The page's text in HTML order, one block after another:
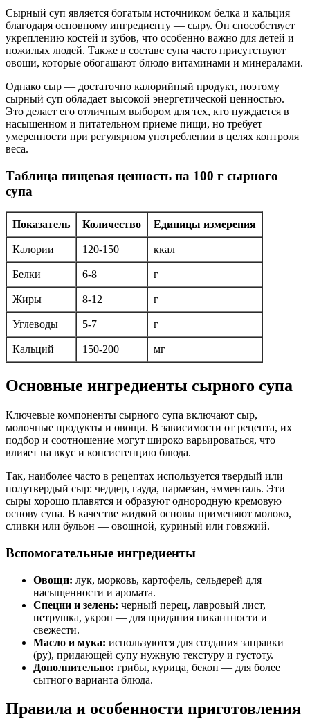
Сырный суп является богатым источником белка и кальция
благодаря основному ингредиенту — сыру. Он способствует
укреплению костей и зубов, что особенно важно для детей и
пожилых людей. Также в составе супа часто присутствуют
овощи, которые обогащают блюдо витаминами и минералами.
Однако сыр — достаточно калорийный продукт, поэтому
сырный суп обладает высокой энергетической ценностью.
Это делает его отличным выбором для тех, кто нуждается в
насыщенном и питательном приеме пищи, но требует
умеренности при регулярном употреблении в целях контроля
веса.
Таблица пищевая ценность на 100 г сырного
супа
Показатель Количество Единицы измерения
Калории 120-150 ккал
Белки 6-8 г
Жиры 8-12 г
Углеводы 5-7 г
Кальций 150-200 мг
Основные ингредиенты сырного супа
Ключевые компоненты сырного супа включают сыр,
молочные продукты и овощи. В зависимости от рецепта, их
подбор и соотношение могут широко варьироваться, что
влияет на вкус и консистенцию блюда.
Так, наиболее часто в рецептах используется твердый или
полутвердый сыр: чеддер, гауда, пармезан, эмменталь. Эти
сыры хорошо плавятся и образуют однородную кремовую
основу супа. В качестве жидкой основы применяют молоко,
сливки или бульон — овощной, куриный или говяжий.
Вспомогательные ингредиенты
Овощи: лук, морковь, картофель, сельдерей для
насыщенности и аромата.
Специи и зелень: черный перец, лавровый лист,
петрушка, укроп — для придания пикантности и
свежести.
Масло и мука: используются для создания заправки
(ру), придающей супу нужную текстуру и густоту.
Дополнительно: грибы, курица, бекон — для более
сытного варианта блюда.
Правила и особенности приготовления